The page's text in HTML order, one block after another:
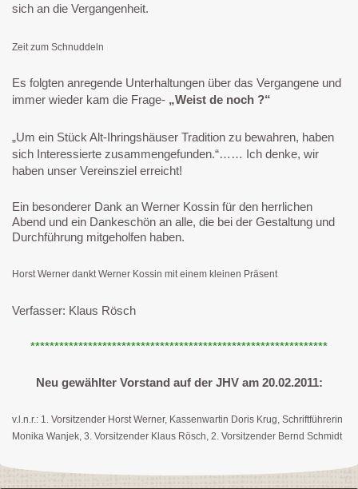
sich an die Vergangenheit.
Zeit zum Schnuddeln
Es folgten anregende Unterhaltungen über das Vergangene und
immer wieder kam die Frage- „Weist de noch ?“
„Um ein Stück Alt-Ihringshäuser Tradition zu bewahren, haben
sich Interessierte zusammengefunden.“…… Ich denke, wir
haben unser Vereinsziel erreicht!
Ein besonderer Dank an Werner Kossin für den herrlichen
Abend und ein Dankeschön an alle, die bei der Gestaltung und
Durchführung mitgeholfen haben.
Horst Werner dankt Werner Kossin mit einem kleinen Präsent
Verfasser: Klaus Rösch
**************************************************************
Neu gewählter Vorstand auf der JHV am 20.02.2011:
v.l.n.r.: 1. Vorsitzender Horst Werner, Kassenwartin Doris Krug, Schriftführerin
Monika Wanjek, 3. Vorsitzender Klaus Rösch, 2. Vorsitzender Bernd Schmidt